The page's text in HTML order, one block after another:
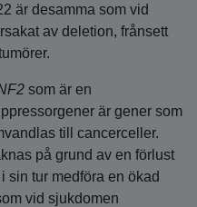
är desamma som vid
av deletion, frånsett
som är en
är gener som
till cancerceller.
på grund av en förlust
sin tur medföra en ökad
vid sjukdomen